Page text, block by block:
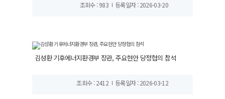
조회수 : 983 등록일자 : 2026-03-20
김성환 기후에너지환경부 장관, 주요현안 당정협의 참석
조회수 : 2412 등록일자 : 2026-03-12